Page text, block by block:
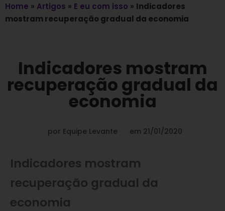
Home » Artigos » E eu com isso » Indicadores
mostram recuperação gradual da economia
Indicadores mostram
recuperação gradual da
economia
por Equipe Levante em 21/01/2020
Indicadores mostram
recuperação gradual da
economia